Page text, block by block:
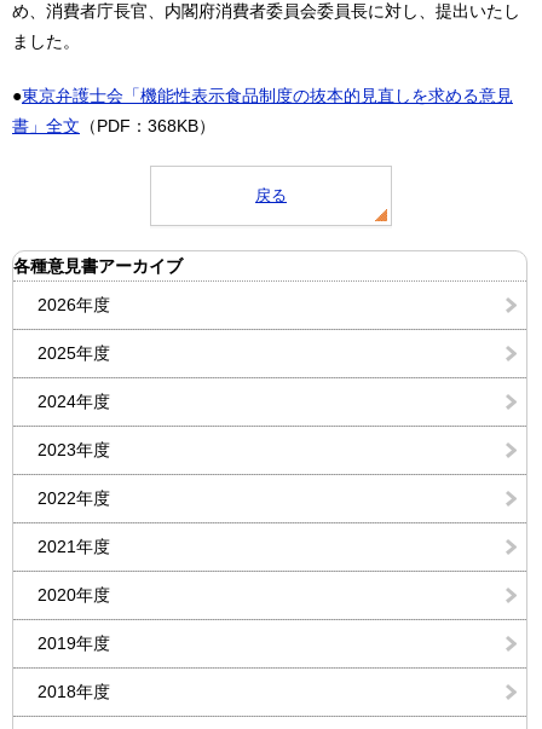
め、消費者庁長官、内閣府消費者委員会委員長に対し、提出いたし
ました。
●東京弁護士会「機能性表示食品制度の抜本的見直しを求める意見
書」全文 （PDF：368KB）
戻る
各種意見書アーカイブ
2026年度
2025年度
2024年度
2023年度
2022年度
2021年度
2020年度
2019年度
2018年度